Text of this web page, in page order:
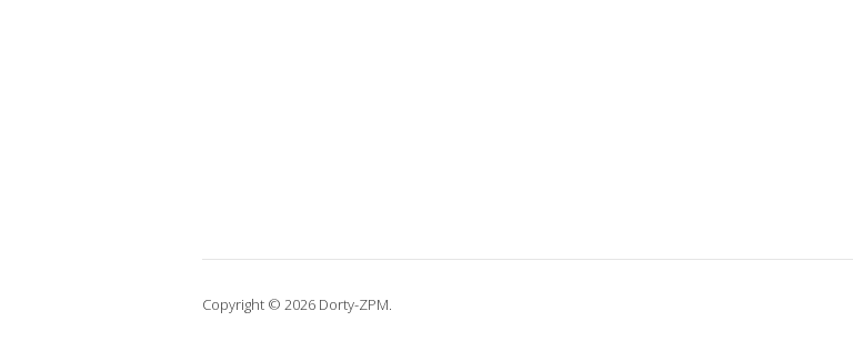
Copyright © 2026 Dorty-ZPM.